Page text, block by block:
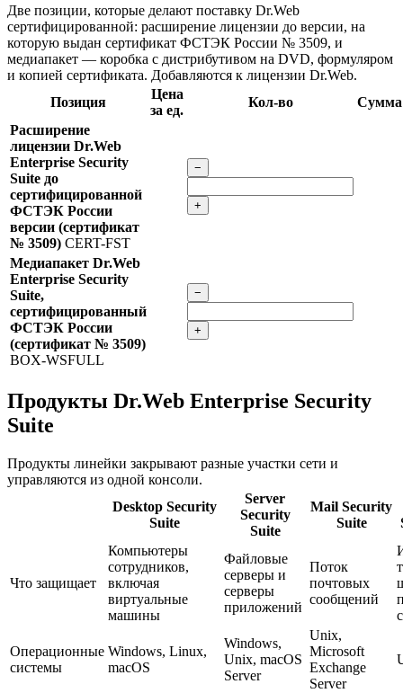
Две позиции, которые делают поставку Dr.Web
сертифицированной: расширение лицензии до версии, на
которую выдан сертификат ФСТЭК России № 3509, и
медиапакет — коробка с дистрибутивом на DVD, формуляром
и копией сертификата. Добавляются к лицензии Dr.Web.
Позиция
Цена
за ед.
Кол-во
Сумма
Расширение
лицензии Dr.Web
Enterprise Security
Suite до
сертифицированной
ФСТЭК России
версии (сертификат
№ 3509) CERT-FST
−
+
Медиапакет Dr.Web
Enterprise Security
Suite,
сертифицированный
ФСТЭК России
(сертификат № 3509)
BOX-WSFULL
−
+
Продукты Dr.Web Enterprise Security
Suite
Продукты линейки закрывают разные участки сети и
управляются из одной консоли.
Desktop Security
Suite
Server
Security
Suite
Mail Security
Suite
Что защищает
Компьютеры
сотрудников,
включая
виртуальные
машины
Файловые
серверы и
серверы
приложений
Поток
почтовых
сообщений
Операционные
системы
Windows, Linux,
macOS
Windows,
Unix, macOS
Server
Unix,
Microsoft
Exchange
Server